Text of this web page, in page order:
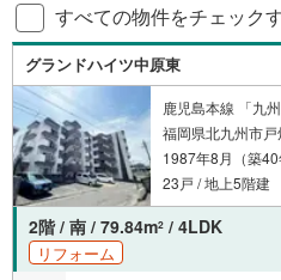
すべての物件をチェック
グランドハイツ中原東
鹿児島本線 「九
福岡県北九州市
1987年8月（築40
23戸 / 地上5階建
2階 / 南 / 79.84m2 / 4LDK
リフォーム